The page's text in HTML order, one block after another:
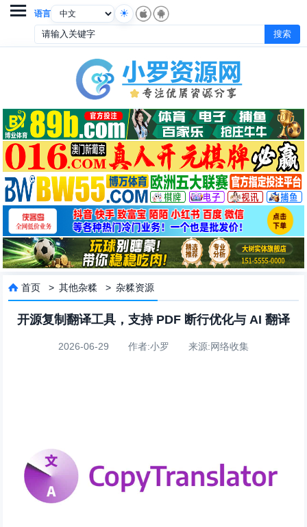
语言

 首页 >其他杂糅 >杂糅资源
开源复制翻译工具，支持 PDF 断行优化与 AI 翻译
2026-06-29 作者:小罗 来源:网络收集